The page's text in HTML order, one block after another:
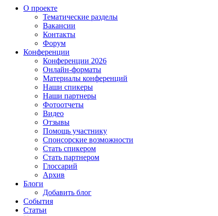
О проекте
Тематические разделы
Вакансии
Контакты
Форум
Конференции
Конференции 2026
Онлайн-форматы
Материалы конференций
Наши спикеры
Наши партнеры
Фотоотчеты
Видео
Отзывы
Помощь участнику
Спонсорские возможности
Стать спикером
Стать партнером
Глоссарий
Архив
Блоги
Добавить блог
События
Статьи